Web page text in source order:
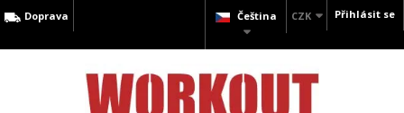
Přihlásit se
CZK
Čeština
Doprava